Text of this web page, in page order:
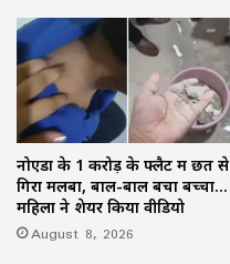
नोएडा के 1 करोड़ के फ्लैट में छत से
गिरा मलबा, बाल-बाल बचा बच्चा…
महिला ने शेयर किया वीडियो
August 8, 2026